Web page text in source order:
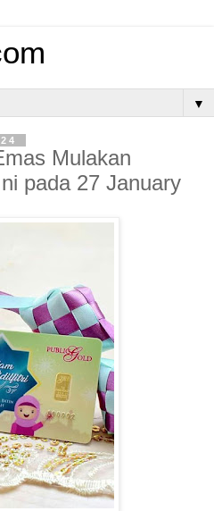
▼
Mulakan
pada 27 January